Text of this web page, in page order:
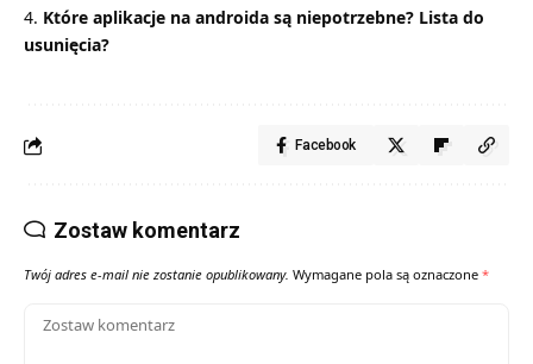
Które aplikacje na androida są niepotrzebne? Lista do
usunięcia?
Facebook
Zostaw komentarz
Twój adres e-mail nie zostanie opublikowany. Wymagane pola są oznaczone *